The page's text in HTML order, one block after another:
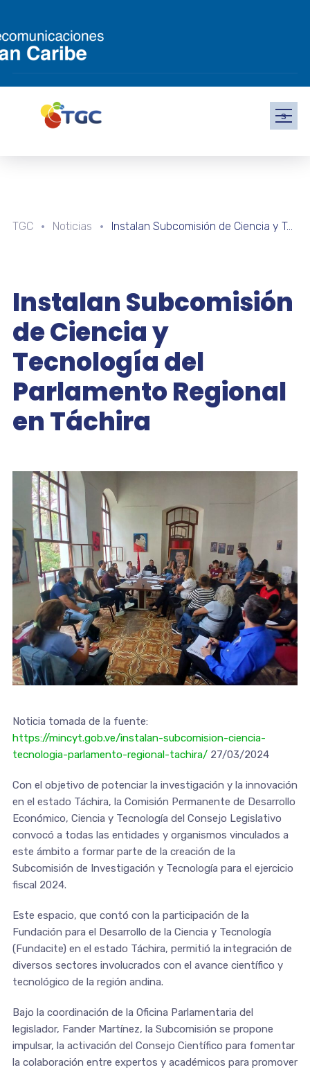
s
TGC Noticias Instalan Subcomisión de Ciencia y Tecnología del Parlamento Regional en Táchira
Instalan Subcomisión
de Ciencia y
Tecnología del
Parlamento Regional
en Táchira
Noticia tomada de la fuente:
https://mincyt.gob.ve/instalan-subcomision-ciencia-
tecnologia-parlamento-regional-tachira/27/03/2024
Con el objetivo de potenciar la investigación y la innovación
en el estado Táchira, la Comisión Permanente de Desarrollo
Económico, Ciencia y Tecnología del Consejo Legislativo
convocó a todas las entidades y organismos vinculados a
este ámbito a formar parte de la creación de la
Subcomisión de Investigación y Tecnología para el ejercicio
fiscal 2024.
Este espacio, que contó con la participación de la
Fundación para el Desarrollo de la Ciencia y Tecnología
(Fundacite) en el estado Táchira, permitió la integración de
diversos sectores involucrados con el avance científico y
tecnológico de la región andina.
Bajo la coordinación de la Oficina Parlamentaria del
legislador, Fander Martínez, la Subcomisión se propone
impulsar, la activación del Consejo Científico para fomentar
la colaboración entre expertos y académicos para promover